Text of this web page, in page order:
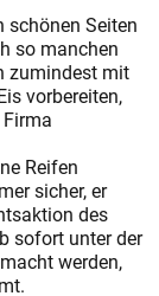
schönen Seiten
so manchen
zumindest mit
vorbereiten,
Reifen
sicher, er
des
sofort unter der
werden,